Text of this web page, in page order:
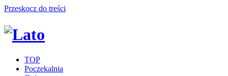
Przeskocz do treści
TOP
Poczekalnia